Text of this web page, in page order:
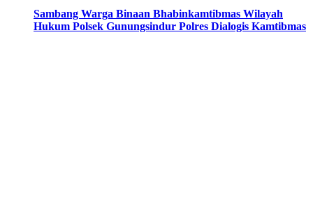
Sambang Warga Binaan Bhabinkamtibmas Wilayah
Hukum Polsek Gunungsindur Polres Dialogis Kamtibmas